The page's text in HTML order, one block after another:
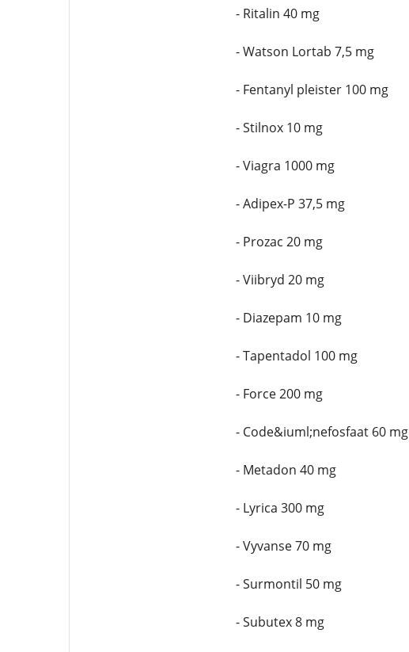
- Ritalin 40 mg
- Watson Lortab 7,5 mg
- Fentanyl pleister 100 mg
- Stilnox 10 mg
- Viagra 1000 mg
- Adipex-P 37,5 mg
- Prozac 20 mg
- Viibryd 20 mg
- Diazepam 10 mg
- Tapentadol 100 mg
- Force 200 mg
- Code&iuml;nefosfaat 60 mg
- Metadon 40 mg
- Lyrica 300 mg
- Vyvanse 70 mg
- Surmontil 50 mg
- Subutex 8 mg